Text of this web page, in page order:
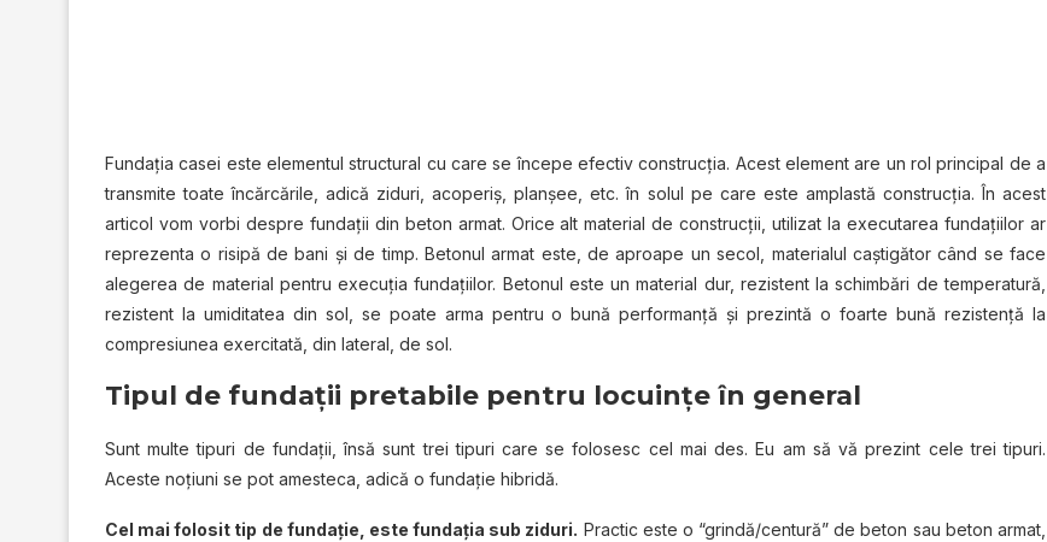
Fundația casei este elementul structural cu care se începe efectiv construcția. Acest element are un rol principal de a
transmite toate încărcările, adică ziduri, acoperiș, planșee, etc. în solul pe care este amplastă construcția. În acest
articol vom vorbi despre fundații din beton armat. Orice alt material de construcții, utilizat la executarea fundațiilor ar
reprezenta o risipă de bani și de timp. Betonul armat este, de aproape un secol, materialul caștigător când se face
alegerea de material pentru execuția fundațiilor. Betonul este un material dur, rezistent la schimbări de temperatură,
rezistent la umiditatea din sol, se poate arma pentru o bună performanță și prezintă o foarte bună rezistență la
compresiunea exercitată, din lateral, de sol.
Tipul de fundații pretabile pentru locuințe în general
Sunt multe tipuri de fundații, însă sunt trei tipuri care se folosesc cel mai des. Eu am să vă prezint cele trei tipuri.
Aceste noțiuni se pot amesteca, adică o fundație hibridă.
Cel mai folosit tip de fundație, este fundația sub ziduri. Practic este o “grindă/centură” de beton sau beton armat,